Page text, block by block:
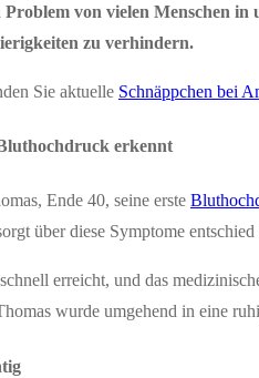
von vielen Menschen in
zu verhindern.
Sie aktuelle Schnäppchen bei
erkennt
Ende 40, seine erste
über diese Symptome
erreicht, und das
wurde umgehend in eine